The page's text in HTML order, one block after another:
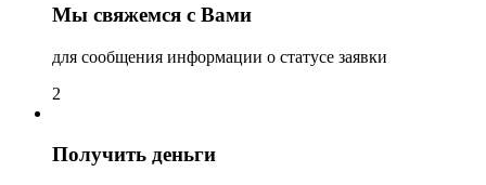
Мы свяжемся с Вами
для сообщения информации о статусе заявки
2
Получить деньги